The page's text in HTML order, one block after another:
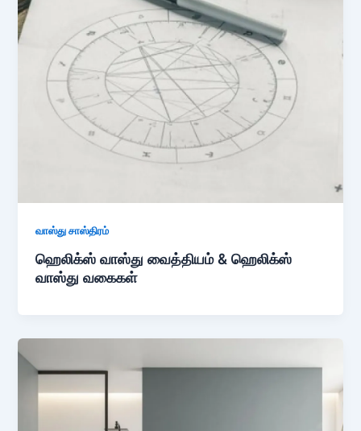
வாஸ்து சாஸ்திரம்
ஹெலிக்ஸ் வாஸ்து வைத்தியம் & ஹெலிக்ஸ்
வாஸ்து வகைகள்